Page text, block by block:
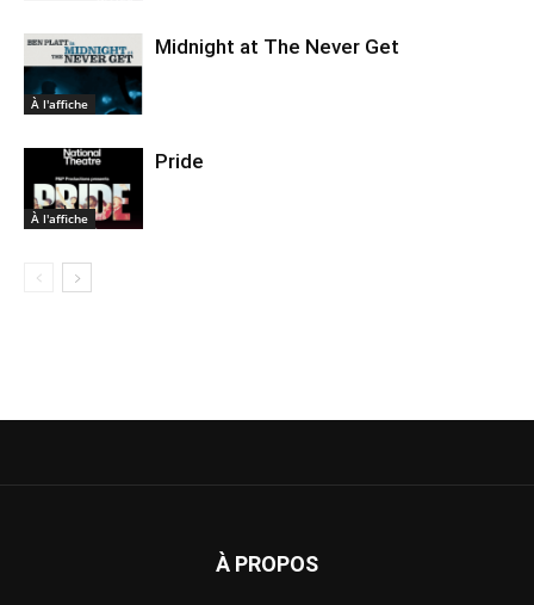
À l'affiche
Midnight at The Never Get
À l'affiche
Pride
À PROPOS